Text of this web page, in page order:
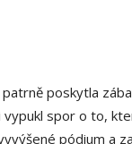
poskytla
spor o to,
pódium a